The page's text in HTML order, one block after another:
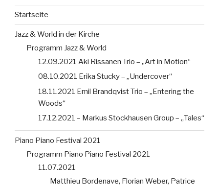
Startseite
Jazz & World in der Kirche
Programm Jazz & World
12.09.2021 Aki Rissanen Trio – „Art in Motion“
08.10.2021 Erika Stucky – „Undercover“
18.11.2021 Emil Brandqvist Trio – „Entering the
Woods“
17.12.2021 – Markus Stockhausen Group – „Tales“
Piano Piano Festival 2021
Programm Piano Piano Festival 2021
11.07.2021
Matthieu Bordenave, Florian Weber, Patrice